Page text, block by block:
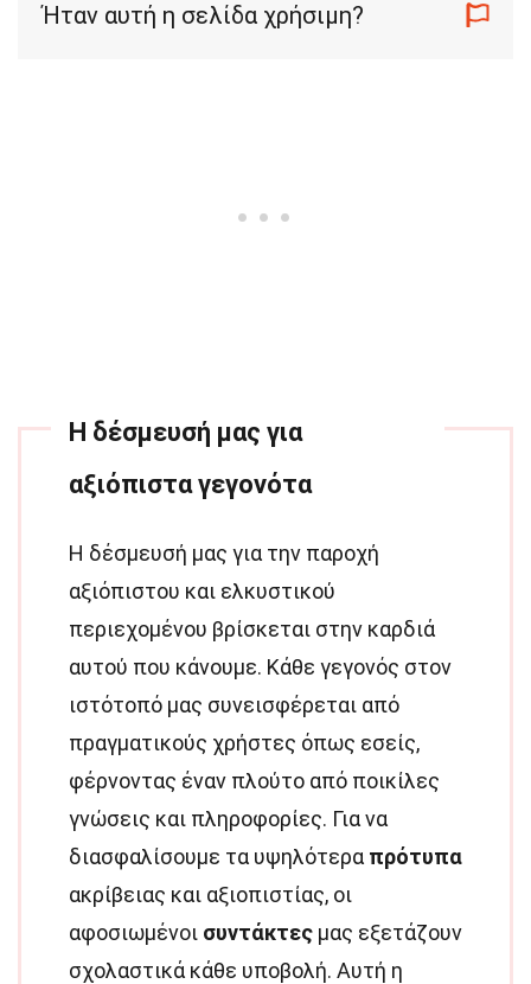
Ήταν αυτή η σελίδα χρήσιμη?
Η δέσμευσή μας για
αξιόπιστα γεγονότα
Η δέσμευσή μας για την παροχή
αξιόπιστου και ελκυστικού
περιεχομένου βρίσκεται στην καρδιά
αυτού που κάνουμε. Κάθε γεγονός στον
ιστότοπό μας συνεισφέρεται από
πραγματικούς χρήστες όπως εσείς,
φέρνοντας έναν πλούτο από ποικίλες
γνώσεις και πληροφορίες. Για να
διασφαλίσουμε τα υψηλότερα πρότυπα
ακρίβειας και αξιοπιστίας, οι
αφοσιωμένοι συντάκτες μας εξετάζουν
σχολαστικά κάθε υποβολή. Αυτή η